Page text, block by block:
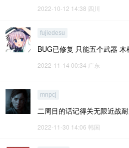
2022-10-12 14:38 四川
fujiedesu
BUG已修复 只能五个武器
2022-11-14 00:34 广东
mnpcj
二周目的话记得关无限近战
2022-11-30 14:06 韩国